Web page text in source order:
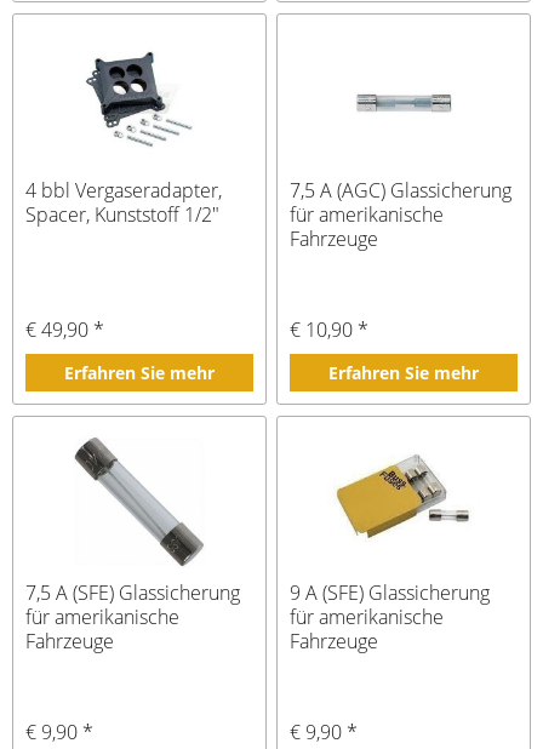
4 bbl Vergaseradapter,
Spacer, Kunststoff 1/2"
€ 49,90 *
Erfahren Sie mehr
7,5 A (AGC) Glassicherung
für amerikanische
Fahrzeuge
€ 10,90 *
Erfahren Sie mehr
7,5 A (SFE) Glassicherung
für amerikanische
Fahrzeuge
€ 9,90 *
9 A (SFE) Glassicherung
für amerikanische
Fahrzeuge
€ 9,90 *